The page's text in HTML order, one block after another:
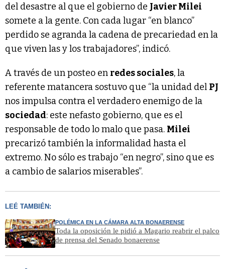
del desastre al que el gobierno de Javier Milei
somete a la gente. Con cada lugar “en blanco”
perdido se agranda la cadena de precariedad en la
que viven las y los trabajadores”, indicó.
A través de un posteo en redes sociales, la
referente matancera sostuvo que “la unidad del PJ
nos impulsa contra el verdadero enemigo de la
sociedad: este nefasto gobierno, que es el
responsable de todo lo malo que pasa. Milei
precarizó también la informalidad hasta el
extremo. No sólo es trabajo “en negro”, sino que es
a cambio de salarios miserables”.
LEÉ TAMBIÉN:
POLÉMICA EN LA CÁMARA ALTA BONAERENSE
Toda la oposición le pidió a Magario reabrir el palco
de prensa del Senado bonaerense